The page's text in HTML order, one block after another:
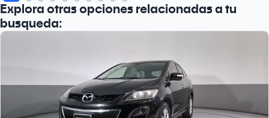
Explora otras opciones relacionadas a tu
busqueda: